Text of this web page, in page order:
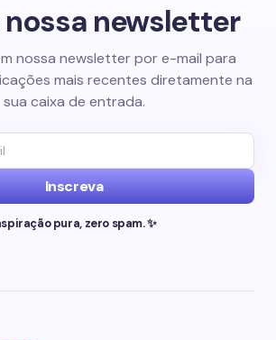
newsletter
nossa newsletter por e-mail para
mais recentes diretamente na
sua caixa de entrada.
Inscreva
pura, zero spam. ✨